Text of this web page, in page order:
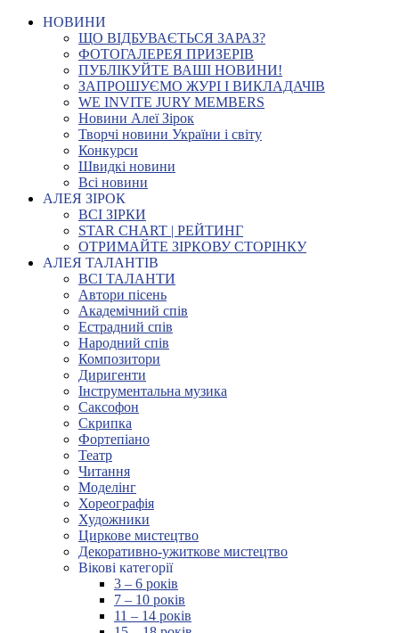
НОВИНИ
ЩО ВІДБУВАЄТЬСЯ ЗАРАЗ?
ФОТОГАЛЕРЕЯ ПРИЗЕРІВ
ПУБЛІКУЙТЕ ВАШІ НОВИНИ!
ЗАПРОШУЄМО ЖУРІ І ВИКЛАДАЧІВ
WE INVITE JURY MEMBERS
Новини Алеї Зірок
Творчі новини України і світу
Конкурси
Швидкі новини
Всі новини
АЛЕЯ ЗІРОК
ВСІ ЗІРКИ
STAR CHART | РЕЙТИНГ
ОТРИМАЙТЕ ЗІРКОВУ СТОРІНКУ
АЛЕЯ ТАЛАНТІВ
ВСІ ТАЛАНТИ
Автори пісень
Академічний спів
Естрадний спів
Народний спів
Композитори
Диригенти
Інструментальна музика
Саксофон
Скрипка
Фортепіано
Театр
Читання
Моделінг
Хореографія
Художники
Циркове мистецтво
Декоративно-ужиткове мистецтво
Вікові категорії
3 – 6 років
7 – 10 років
11 – 14 років